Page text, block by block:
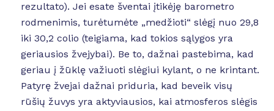
rezultato). Jei esate šventai įtikėję barometro
rodmenimis, turėtumėte „medžioti“ slėgį nuo 29,8
iki 30,2 colio (teigiama, kad tokios sąlygos yra
geriausios žvejybai). Be to, dažnai pastebima, kad
geriau į žūklę važiuoti slėgiui kylant, o ne krintant.
Patyrę žvejai dažnai priduria, kad beveik visų
rūšių žuvys yra aktyviausios, kai atmosferos slėgis